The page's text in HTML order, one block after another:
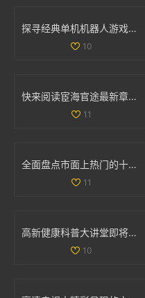
探寻经典单机机器人游戏的魅力与 nostalgia 回忆之旅
10
快来阅读宦海官途最新章节，畅享精彩故事新篇章
11
全面盘点市面上热门的十款色情软件推荐与分析
11
高新健康科普大讲堂即将开启，12月2日至6日精彩课程安排揭晓
10